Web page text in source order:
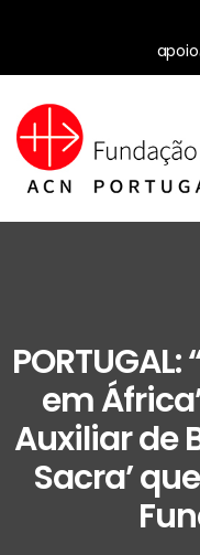
em
Auxiliar de
Sacra’